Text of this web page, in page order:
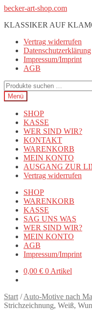
Zur
springen
Zum
springen
becker-art-shop.com
KLASSIKER AUF
Vertrag widerrufen
Datenschutzerklärung
Impressum/Imprint
AGB
Suchen
nach:
Menü
SHOP
KASSE
WER SIND WIR?
KONTAKT
WARENKORB
MEIN KONTO
AUSGANG ZUR
Vertrag widerrufen
SHOP
WARENKORB
KASSE
SAG UNS WAS
WER SIND WIR?
MEIN KONTO
AGB
Impressum/Imprint
0,00 € 0 Artikel
Start /Auto-Motive nach
Strichzeichnung, Weiß,